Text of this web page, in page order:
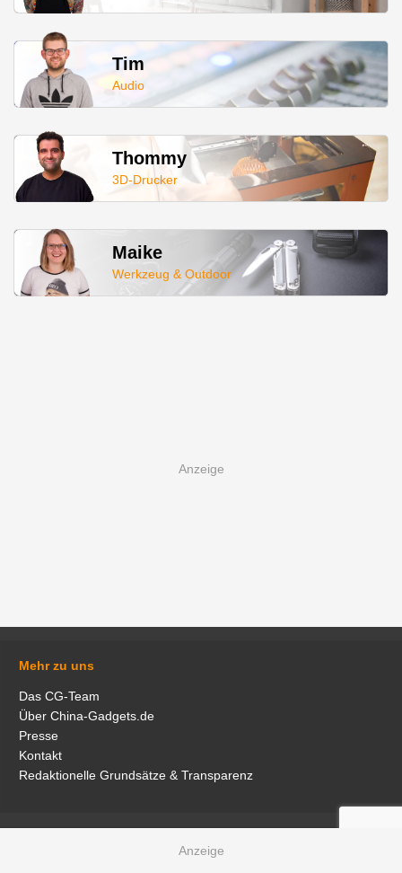
Tim
Audio
Thommy
3D-Drucker
Maike
Werkzeug & Outdoor
Mehr zu uns
Das CG-Team
Über China-Gadgets.de
Presse
Kontakt
Redaktionelle Grundsätze & Transparenz